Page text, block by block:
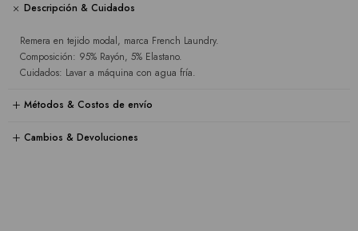
Descripción & Cuidados
Remera en tejido modal, marca French Laundry.
Composición: 95% Rayón, 5% Elastano.
Cuidados: Lavar a máquina con agua fría.
Métodos & Costos de envío
Cambios & Devoluciones